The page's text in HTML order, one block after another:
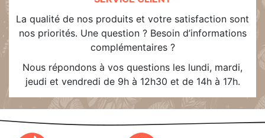
La qualité de nos produits et votre satisfaction sont
nos priorités. Une question ? Besoin d’informations
complémentaires ?
Nous répondons à vos questions les lundi, mardi,
jeudi et vendredi de 9h à 12h30 et de 14h à 17h.